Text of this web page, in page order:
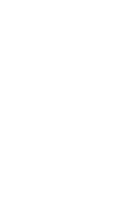
particulières
En effet,
est soumis à
d’occasion.
en sont